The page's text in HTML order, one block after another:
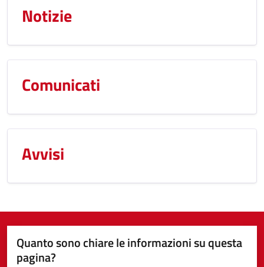
Notizie
Comunicati
Avvisi
Quanto sono chiare le informazioni su questa
pagina?